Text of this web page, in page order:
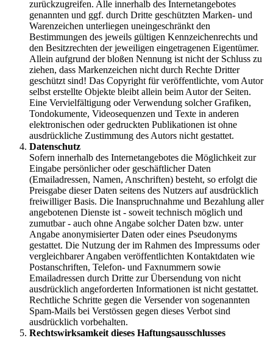
zurückzugreifen. Alle innerhalb des Internetangebotes
genannten und ggf. durch Dritte geschützten Marken- und
Warenzeichen unterliegen uneingeschränkt den
Bestimmungen des jeweils gültigen Kennzeichenrechts und
den Besitzrechten der jeweiligen eingetragenen Eigentümer.
Allein aufgrund der bloßen Nennung ist nicht der Schluss zu
ziehen, dass Markenzeichen nicht durch Rechte Dritter
geschützt sind! Das Copyright für veröffentlichte, vom Autor
selbst erstellte Objekte bleibt allein beim Autor der Seiten.
Eine Vervielfältigung oder Verwendung solcher Grafiken,
Tondokumente, Videosequenzen und Texte in anderen
elektronischen oder gedruckten Publikationen ist ohne
ausdrückliche Zustimmung des Autors nicht gestattet.
Datenschutz
Sofern innerhalb des Internetangebotes die Möglichkeit zur
Eingabe persönlicher oder geschäftlicher Daten
(Emailadressen, Namen, Anschriften) besteht, so erfolgt die
Preisgabe dieser Daten seitens des Nutzers auf ausdrücklich
freiwilliger Basis. Die Inanspruchnahme und Bezahlung aller
angebotenen Dienste ist - soweit technisch möglich und
zumutbar - auch ohne Angabe solcher Daten bzw. unter
Angabe anonymisierter Daten oder eines Pseudonyms
gestattet. Die Nutzung der im Rahmen des Impressums oder
vergleichbarer Angaben veröffentlichten Kontaktdaten wie
Postanschriften, Telefon- und Faxnummern sowie
Emailadressen durch Dritte zur Übersendung von nicht
ausdrücklich angeforderten Informationen ist nicht gestattet.
Rechtliche Schritte gegen die Versender von sogenannten
Spam-Mails bei Verstössen gegen dieses Verbot sind
ausdrücklich vorbehalten.
Rechtswirksamkeit dieses Haftungsausschlusses